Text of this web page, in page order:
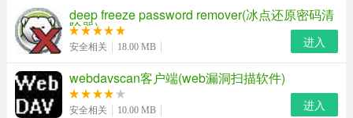
需要恢复文件所在的磁盘;如果需要恢复u盘等移动设备的
先将u盘连接到电脑上，等待电脑显示“可移动设备”的图标
显示即可。接下来点击“开始扫描”，等待磁盘扫描结束。
deep freeze password remover(冰点还原密码清
除器)
安全相关 18.00 MB 进入
webdavscan客户端(web漏洞扫描软件)
安全相关 10.00 MB 进入